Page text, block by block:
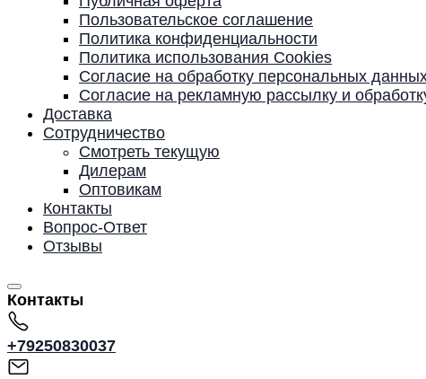
Пользовательское соглашение
Политика конфиденциальности
Политика использования Cookies
Согласие на обработку персональных
Согласие на рекламную рассылку и
Доставка
Сотрудничество
Смотреть текущую
Дилерам
Оптовикам
Контакты
Вопрос-Ответ
Отзывы
Контакты
+79250830037